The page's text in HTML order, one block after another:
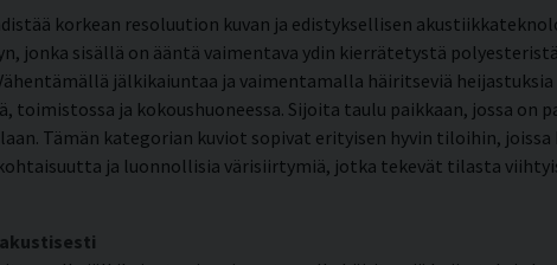
korkean resoluution kuvan ja edistyksellisen
jonka sisällä on ääntä vaimentava ydin kierrätetystä
jälkikaiuntaa ja vaimentamalla häiritseviä
ja kokoushuoneessa. Sijoita taulu paikkaan, jossa on
Tämän kategorian kuviot sopivat erityisen hyvin tiloihin,
ja luonnollisia värisiirtymiä, jotka tekevät tilasta